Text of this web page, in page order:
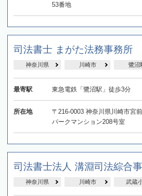
53番地
司法書士 まがた法務事務所
神奈川県 川崎市 鷺沼
最寄駅 東急電鉄「鷺沼駅」徒歩3分
所在地
〒216-0003 神奈川県川崎市宮
パークマンション208号室
司法書士法人 溝淵司法綜合
神奈川県 川崎市 武蔵